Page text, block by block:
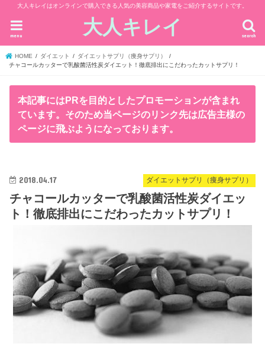
大人キレイはオンラインで購入できる人気の美容商品や家電をご紹介するサイトです。
大人キレイ search
menu
HOME ダイエット
ダイエットサプリ（痩身サプリ）
チャコールカッターで乳酸菌活性炭ダイエット！徹底排出にこだわったカットサプリ！
本記事にはPRを目的としたプロモーションが含まれ
ています。そのため当ページのリンク先は広告主様の
ページに飛ぶようになっております。
ダイエットサプリ（痩身サプリ）
2018.04.17
チャコールカッターで乳酸菌活性炭ダイエッ
ト！徹底排出にこだわったカットサプリ！